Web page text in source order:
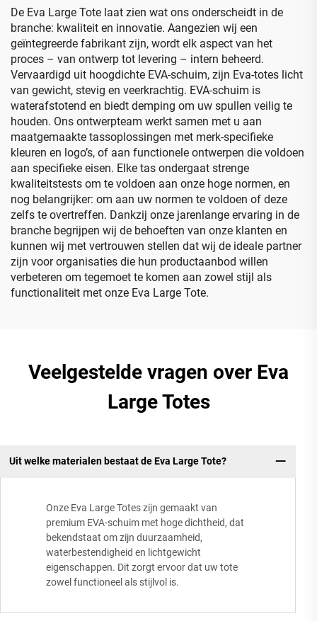
koffer
De Eva Large Tote laat zien wat ons onderscheidt in de
branche: kwaliteit en innovatie. Aangezien wij een
geïntegreerde fabrikant zijn, wordt elk aspect van het
proces – van ontwerp tot levering – intern beheerd.
Vervaardigd uit hoogdichte EVA-schuim, zijn Eva-totes licht
van gewicht, stevig en veerkrachtig. EVA-schuim is
waterafstotend en biedt demping om uw spullen veilig te
houden. Ons ontwerpteam werkt samen met u aan
maatgemaakte tassoplossingen met merk-specifieke
kleuren en logo’s, of aan functionele ontwerpen die voldoen
aan specifieke eisen. Elke tas ondergaat strenge
kwaliteitstests om te voldoen aan onze hoge normen, en
nog belangrijker: om aan uw normen te voldoen of deze
zelfs te overtreffen. Dankzij onze jarenlange ervaring in de
branche begrijpen wij de behoeften van onze klanten en
kunnen wij met vertrouwen stellen dat wij de ideale partner
zijn voor organisaties die hun productaanbod willen
verbeteren om tegemoet te komen aan zowel stijl als
functionaliteit met onze Eva Large Tote.
Veelgestelde vragen over Eva
Large Totes
Uit welke materialen bestaat de Eva Large Tote?
Onze Eva Large Totes zijn gemaakt van
premium EVA-schuim met hoge dichtheid, dat
bekendstaat om zijn duurzaamheid,
waterbestendigheid en lichtgewicht
eigenschappen. Dit zorgt ervoor dat uw tote
zowel functioneel als stijlvol is.